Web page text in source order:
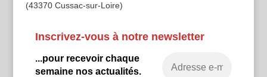
(43370 Cussac-sur-Loire)
Inscrivez-vous à notre newsletter
...pour recevoir chaque
semaine nos actualités.